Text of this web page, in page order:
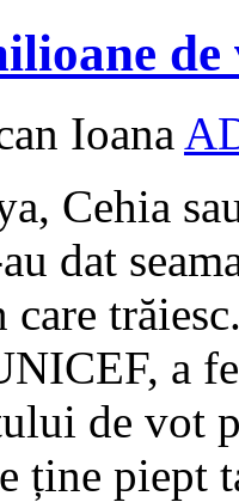
Ioana
Cehia
dat
care
a
de vot
ține piept